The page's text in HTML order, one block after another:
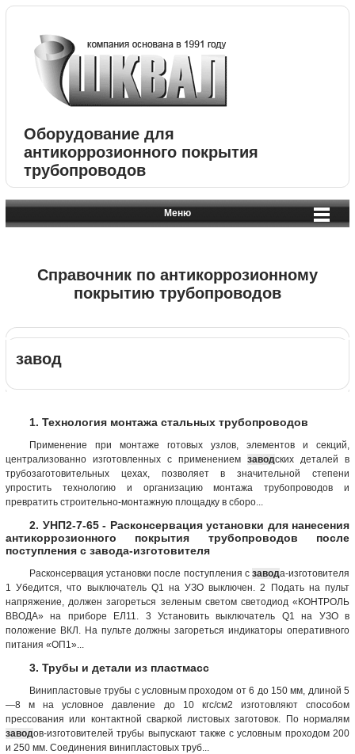
Оборудование для
антикоррозионного покрытия
трубопроводов
Меню
Справочник по антикоррозионному
покрытию трубопроводов
завод
1. Технология монтажа стальных трубопроводов
Применение при монтаже готовых узлов, элементов и секций,
централизованно изготовленных с применением заводских деталей в
трубозаготовительных цехах, позволяет в значительной степени
упростить технологию и организацию монтажа трубопроводов и
превратить строительно-монтажную площадку в сборо...
2. УНП2-7-65 - Расконсервация установки для нанесения
антикоррозионного покрытия трубопроводов после
поступления с завода-изготовителя
Расконсервация установки после поступления с завода-изготовителя
1 Убедится, что выключатель Q1 на УЗО выключен. 2 Подать на пульт
напряжение, должен загореться зеленым светом светодиод «КОНТРОЛЬ
ВВОДА» на приборе ЕЛ11. 3 Установить выключатель Q1 на УЗО в
положение ВКЛ. На пульте должны загореться индикаторы оперативного
питания «ОП1»...
3. Трубы и детали из пластмасс
Винипластовые трубы с условным проходом от 6 до 150 мм, длиной 5
—8 м на условное давление до 10 кгс/см2 изготовляют способом
прессования или контактной сваркой листовых заготовок. По нормалям
заводов-изготовителей трубы выпускают также с условным проходом 200
и 250 мм. Соединения винипластовых труб...